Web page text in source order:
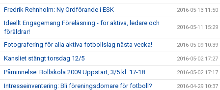
Fredrik Rehnholm: Ny Ordförande i ESK 2016-05-13 11:50
Ideellt Engagemang Föreläsning - för aktiva, ledare och
föräldrar!
2016-05-11 15:29
Fotografering för alla aktiva fotbollslag nästa vecka! 2016-05-09 10:39
Kansliet stängt torsdag 12/5 2016-05-02 17:27
Påminnelse: Bollskola 2009 Uppstart, 3/5 kl. 17-18 2016-05-02 17:17
Intresseinventering: Bli föreningsdomare för fotboll? 2016-04-29 10:37